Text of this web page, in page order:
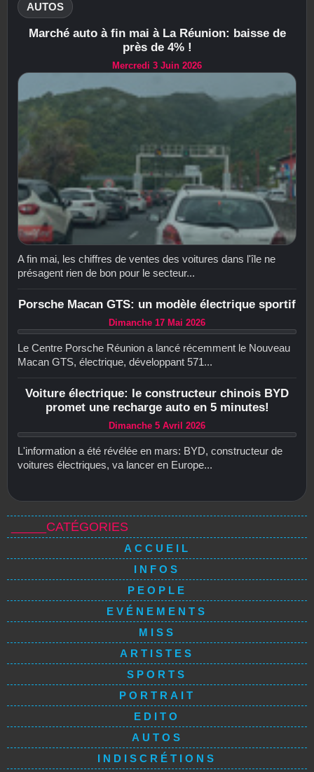
AUTOS
Marché auto à fin mai à La Réunion: baisse de
près de 4% !
Mercredi 3 Juin 2026
A fin mai, les chiffres de ventes des voitures dans l'île ne
présagent rien de bon pour le secteur...
Porsche Macan GTS: un modèle électrique sportif
Dimanche 17 Mai 2026
Le Centre Porsche Réunion a lancé récemment le Nouveau
Macan GTS, électrique, développant 571...
Voiture électrique: le constructeur chinois BYD
promet une recharge auto en 5 minutes!
Dimanche 5 Avril 2026
L'information a été révélée en mars: BYD, constructeur de
voitures électriques, va lancer en Europe...
_____CATÉGORIES
ACCUEIL
INFOS
PEOPLE
EVÉNEMENTS
MISS
ARTISTES
SPORTS
PORTRAIT
EDITO
AUTOS
INDISCRÉTIONS